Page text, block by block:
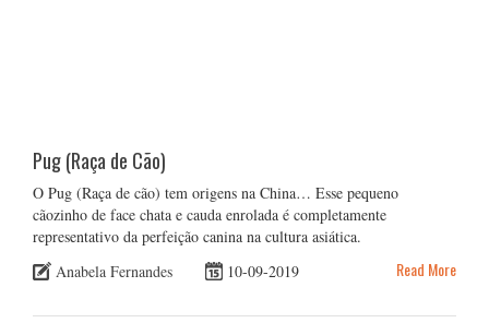
Pug (Raça de Cão)
O Pug (Raça de cão) tem origens na China… Esse pequeno
cãozinho de face chata e cauda enrolada é completamente
representativo da perfeição canina na cultura asiática.
Anabela Fernandes
10-09-2019 Read More